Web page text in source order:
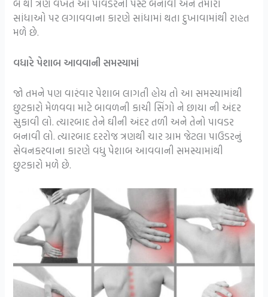
બે થી ત્રણ વખત આ પાવડરની પેસ્ટ બનાવી અને તમારા
સાંધાઓ પર લગાવવાના કારણે સાંધામાં થતા દુખાવામાંથી રાહત
મળે છે.
વધારે પેશાબ આવવાની સમસ્યામાં
જો તમને પણ વારંવાર પેશાબ લાગતી હોય તો આ સમસ્યામાંથી
છુટકારો મેળવવા માટે બાવળની કાચી સિંગો ને છાયા ની અંદર
સુકાવી લો. ત્યારબાદ તેને ઘીની અંદર તળી અને તેનો પાવડર
બનાવી લો. ત્યારબાદ દરરોજ ત્રણથી ચાર ગ્રામ જેટલા પાઉડરનું
સેવનકરવાના કારણે વધુ પેશાબ આવવાની સમસ્યામાંથી
છુટકારો મળે છે.